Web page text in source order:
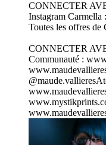
CONNECTER
⁠⁠Instagram Carmella
Toutes les offres
CONNECTER
⁠⁠Communauté :